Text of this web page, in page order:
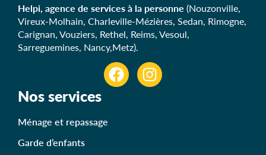
Helpi, agence de services à la personne (Nouzonville,
Vireux-Molhain, Charleville-Mézières, Sedan, Rimogne,
Carignan, Vouziers, Rethel, Reims, Vesoul,
Sarreguemines, Nancy,Metz).
Nos services
Ménage et repassage
Garde d’enfants